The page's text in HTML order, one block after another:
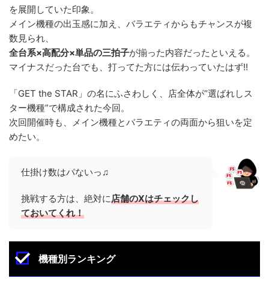
を展開していた印象。
メイン機種の出玉感に加え、バラエティからもチャンスが複
数見られ、
全台系×高配分×単品の三拍子が揃った内容だったといえる。
マイナスだった台でも、打ってた方には伝わっていたはず!!
「GET the STAR」の名にふさわしく、店全体が“選ばれしス
ター機種”で構成された今回。
次回開催時も、メイン機種とバラエティの両面から狙いを定
めたい。
仕掛け数はパないっ♫
挑戦する方は、絶対に店舗のXはチェックし
ておいてくれ！
機種別ランキング